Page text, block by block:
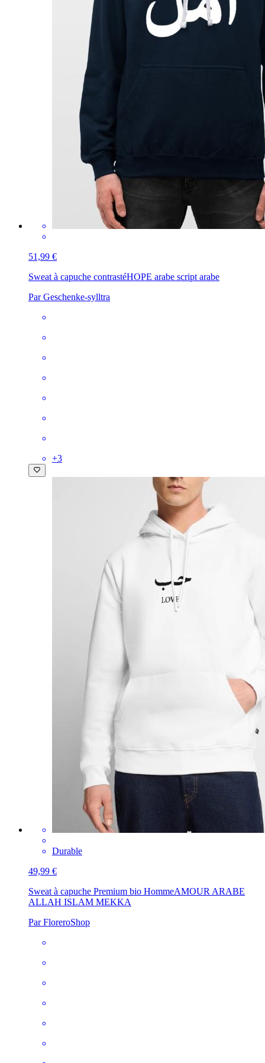
51,99 €
Sweat à capuche contrastéHOPE arabe script arabe
Par Geschenke-sylltra
+3
Durable
49,99 €
Sweat à capuche Premium bio HommeAMOUR ARABE
ALLAH ISLAM MEKKA
Par FloreroShop